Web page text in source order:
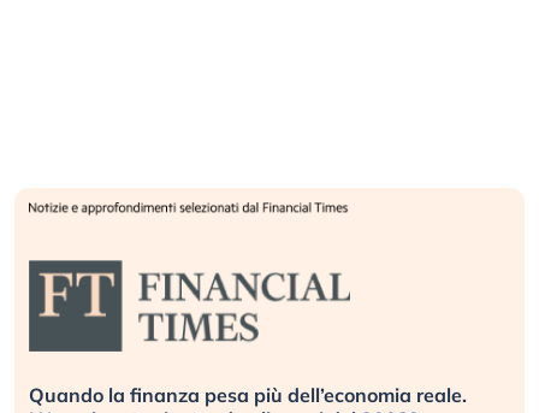
Quando la finanza pesa più dell’economia reale.